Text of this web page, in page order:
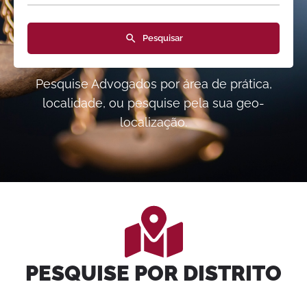
Pesquisar
Pesquise Advogados por área de prática,
localidade, ou pesquise pela sua geo-
localização.
PESQUISE POR DISTRITO